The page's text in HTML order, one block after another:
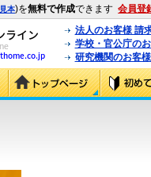
見本)を無料で作成できます 会員登
法人のお客様 請
学校・官公庁の
研究機関のお客